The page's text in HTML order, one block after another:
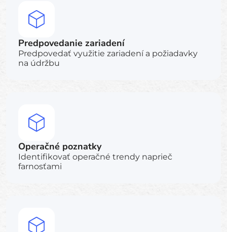
Predpovedanie zariadení
Predpovedať využitie zariadení a požiadavky
na údržbu
Operačné poznatky
Identifikovať operačné trendy naprieč
farnosťami